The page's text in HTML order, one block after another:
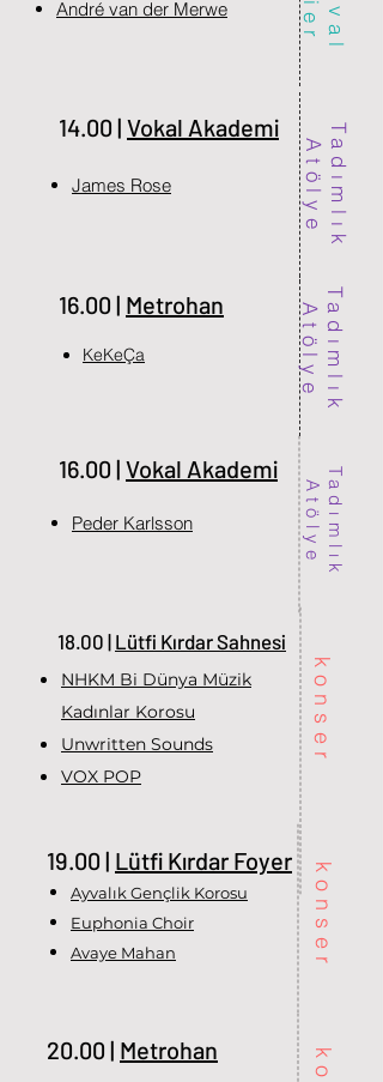
André van der Merwe
14.00 | Vokal Akademi T
ad
ı
m
l
ı
k
At
ö
l
y
e
James Rose
16.00 | Metrohan
KeKeÇa T
ad
ı
m
l
ı
k
At
ö
l
y
e
16.00 | Vokal Akademi T
ad
ı
m
l
ı
k
At
ö
l
y
e
Peder Karlsson
18.00 | Lütfi Kırdar Sahnesi
NHKM Bi Dünya Müzik
Kadınlar Korosu
Unwritten Sounds
VOX POP
konser
19.00 | Lütfi Kırdar Foyer
konser
Ayvalık Gençlik Korosu
Euphonia Choir
Avaye Mahan
20.00 | Metrohan